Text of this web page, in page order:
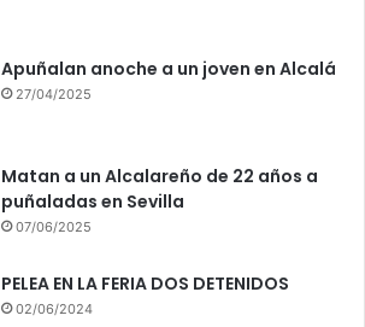
Apuñalan anoche a un joven en Alcalá
27/04/2025
Matan a un Alcalareño de 22 años a
puñaladas en Sevilla
07/06/2025
PELEA EN LA FERIA DOS DETENIDOS
02/06/2024